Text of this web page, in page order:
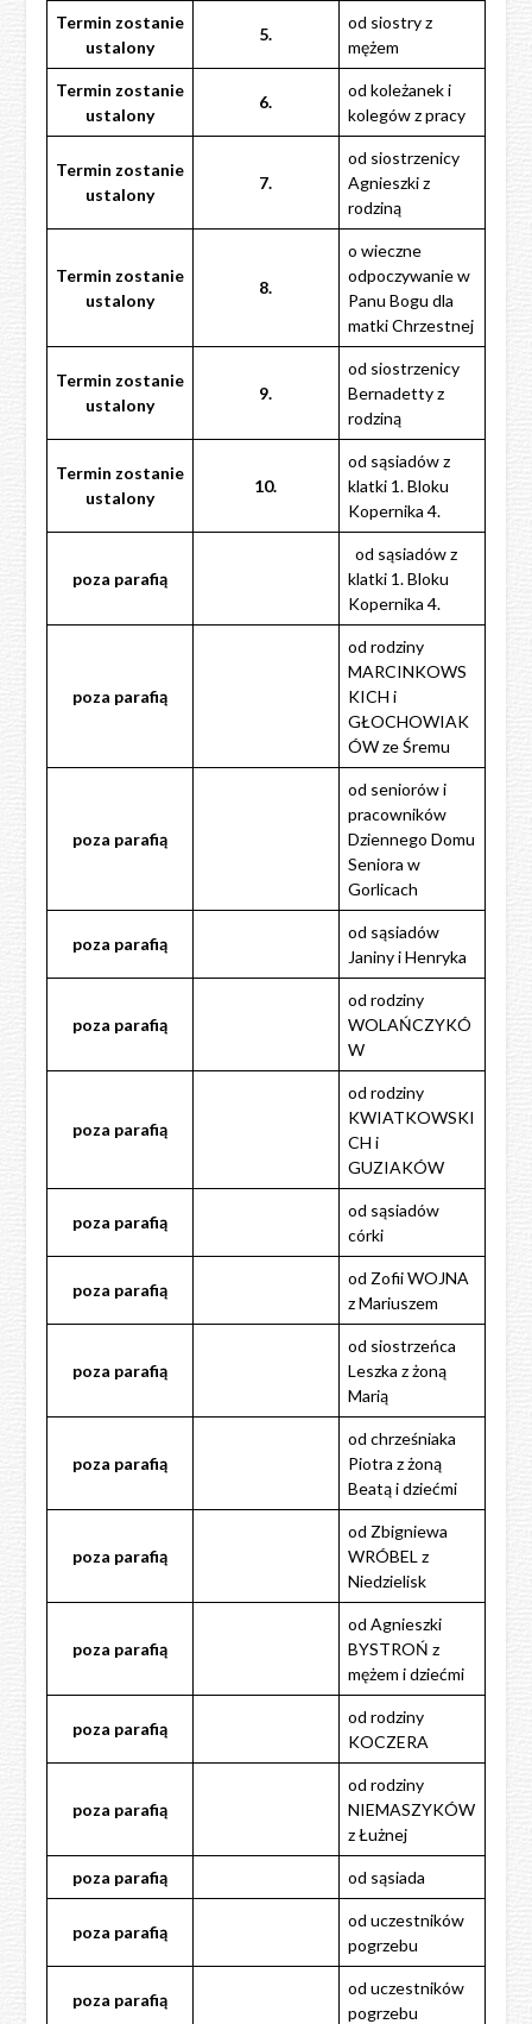
Termin zostanie
ustalony
5.
od siostry z
mężem
Termin zostanie
ustalony
6.
od koleżanek i
kolegów z pracy
Termin zostanie
ustalony
7.
od siostrzenicy
Agnieszki z
rodziną
Termin zostanie
ustalony
8.
o wieczne
odpoczywanie w
Panu Bogu dla
matki Chrzestnej
Termin zostanie
ustalony
9.
od siostrzenicy
Bernadetty z
rodziną
Termin zostanie
ustalony
10.
od sąsiadów z
klatki 1. Bloku
Kopernika 4.
poza parafią
od sąsiadów z
klatki 1. Bloku
Kopernika 4.
poza parafią
od rodziny
MARCINKOWS
KICH i
GŁOCHOWIAK
ÓW ze Śremu
poza parafią
od seniorów i
pracowników
Dziennego Domu
Seniora w
Gorlicach
poza parafią
od sąsiadów
Janiny i Henryka
poza parafią
od rodziny
WOLAŃCZYKÓ
W
poza parafią
od rodziny
KWIATKOWSKI
CH i
GUZIAKÓW
poza parafią
od sąsiadów
córki
poza parafią
od Zofii WOJNA
z Mariuszem
poza parafią
od siostrzeńca
Leszka z żoną
Marią
poza parafią
od chrześniaka
Piotra z żoną
Beatą i dziećmi
poza parafią
od Zbigniewa
WRÓBEL z
Niedzielisk
poza parafią
od Agnieszki
BYSTROŃ z
mężem i dziećmi
poza parafią
od rodziny
KOCZERA
poza parafią
od rodziny
NIEMASZYKÓW
z Łużnej
poza parafią od sąsiada
poza parafią
od uczestników
pogrzebu
poza parafią
od uczestników
pogrzebu